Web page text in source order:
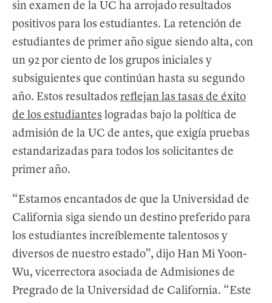
sin examen de la UC ha arrojado resultados
positivos para los estudiantes. La retención de
estudiantes de primer año sigue siendo alta, con
un 92 por ciento de los grupos iniciales y
subsiguientes que continúan hasta su segundo
año. Estos resultados reflejan las tasas de éxito
de los estudiantes logradas bajo la política de
admisión de la UC de antes, que exigía pruebas
estandarizadas para todos los solicitantes de
primer año.
“Estamos encantados de que la Universidad de
California siga siendo un destino preferido para
los estudiantes increíblemente talentosos y
diversos de nuestro estado”, dijo Han Mi Yoon-
Wu, vicerrectora asociada de Admisiones de
Pregrado de la Universidad de California. “Este